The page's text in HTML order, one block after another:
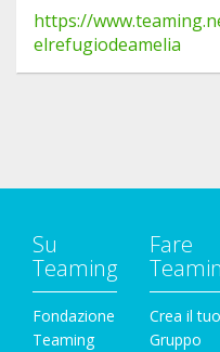
https://
elrefugiodeamelia
Su
Teaming
Fondazione
Teaming
Fare
Crea il tuo
Gruppo